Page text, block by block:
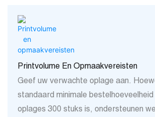
Printvolume En Opmaakvereisten
Geef uw verwachte oplage aan.
standaard minimale
oplages 300 stuks is, ondersteunen